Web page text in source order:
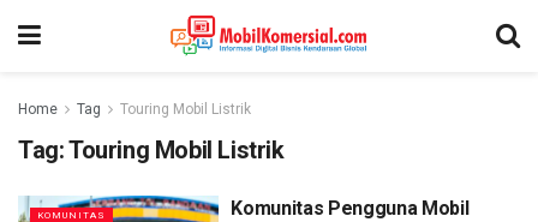
Home Tag Touring Mobil Listrik
Tag:Touring Mobil Listrik
KOMUNITAS
Komunitas Pengguna Mobil